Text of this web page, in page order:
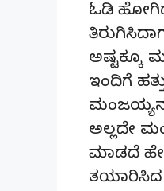
ಓಡಿ
ಅಷ್ಟಕ್ಕೂ
ಇಂದಿಗೆ
ಮಂಜಯ್ಯನ
ಅಲ್ಲದೇ
ಮಾಡದೆ
ತಯಾರಿಸಿದ